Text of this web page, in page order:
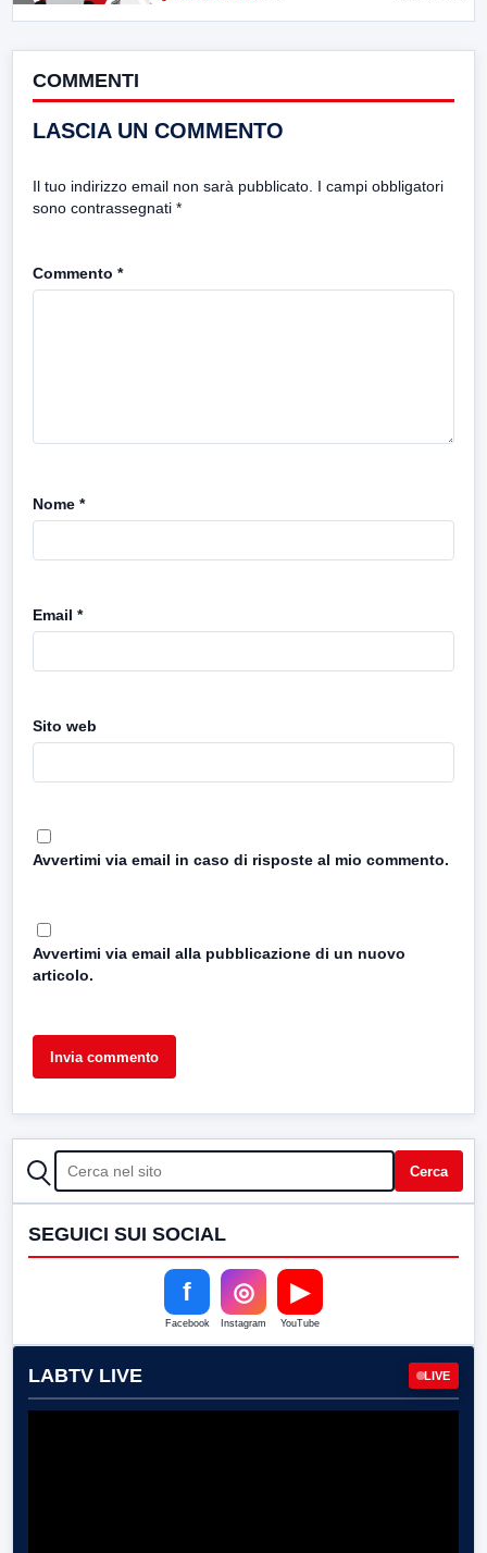
COMMENTI
LASCIA UN COMMENTO
Il tuo indirizzo email non sarà pubblicato. I campi obbligatori
sono contrassegnati *
Commento *
Nome *
Email *
Sito web
Avvertimi via email in caso di risposte al mio commento.
Avvertimi via email alla pubblicazione di un nuovo
articolo.
CERCA Cerca
SEGUICI SUI SOCIAL
f
Facebook
◎
Instagram
▶
YouTube
LABTV LIVE LIVE